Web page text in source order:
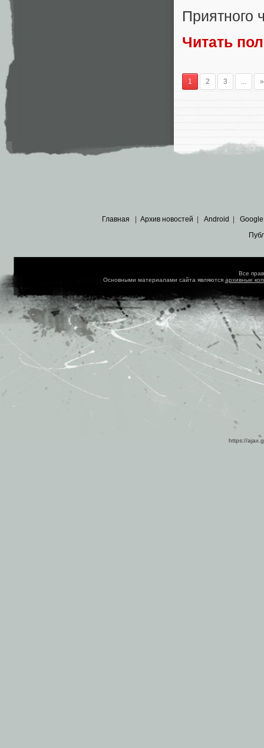
Приятного
Читать
1 2 3 »
Главная Архив новостей Android Google
Все
Основными материалами сайта являются архивные
https://